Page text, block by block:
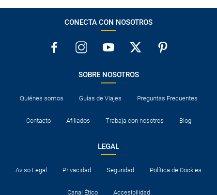
CONECTA CON NOSOTROS
SOBRE NOSOTROS
Quiénes somos Guías de Viajes Preguntas Frecuentes
Contacto Afiliados Trabaja con nosotros Blog
LEGAL
Aviso Legal Privacidad Seguridad Política de Cookies
Canal Ético Accesibilidad